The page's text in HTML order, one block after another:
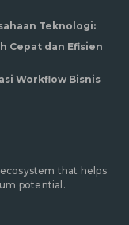
Teknologi:
Cepat dan Efisien
Workflow Bisnis
that helps
potential.